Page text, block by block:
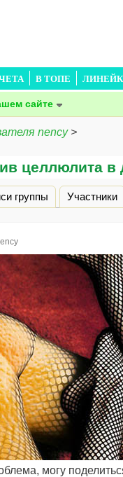
В ТОПЕ
сайте
nency>
целлюлита
вкладка)
группы Участники
могу